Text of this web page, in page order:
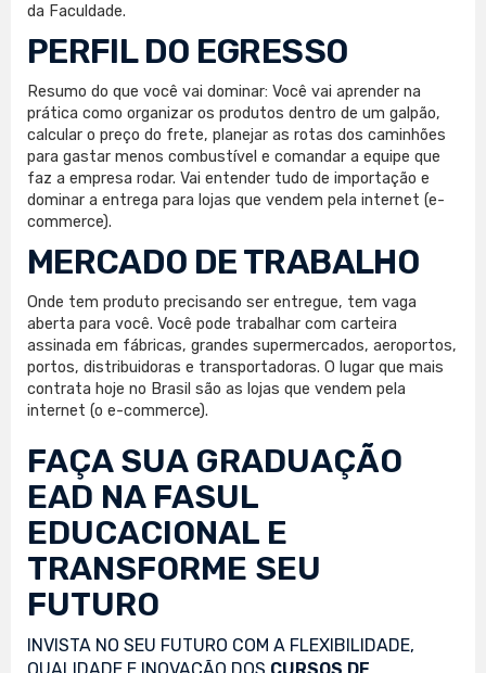
da Faculdade.
PERFIL DO EGRESSO
Resumo do que você vai dominar: Você vai aprender na
prática como organizar os produtos dentro de um galpão,
calcular o preço do frete, planejar as rotas dos caminhões
para gastar menos combustível e comandar a equipe que
faz a empresa rodar. Vai entender tudo de importação e
dominar a entrega para lojas que vendem pela internet (e-
commerce).
MERCADO DE TRABALHO
Onde tem produto precisando ser entregue, tem vaga
aberta para você. Você pode trabalhar com carteira
assinada em fábricas, grandes supermercados, aeroportos,
portos, distribuidoras e transportadoras. O lugar que mais
contrata hoje no Brasil são as lojas que vendem pela
internet (o e-commerce).
FAÇA SUA GRADUAÇÃO
EAD NA FASUL
EDUCACIONAL E
TRANSFORME SEU
FUTURO
INVISTA NO SEU FUTURO COM A FLEXIBILIDADE,
QUALIDADE E INOVAÇÃO DOS CURSOS DE